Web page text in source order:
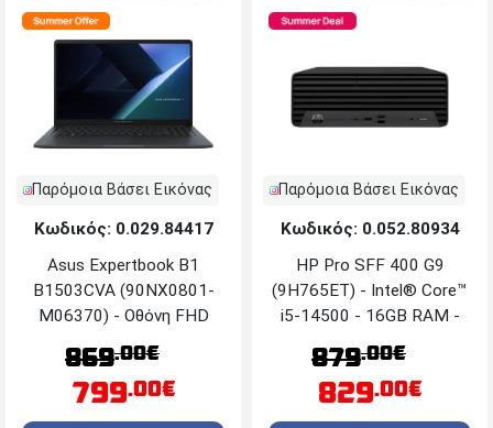
Παρόμοια Βάσει Εικόνας
Κωδικός: 0.029.84417
Asus Expertbook B1
B1503CVA (90NX0801-
M06370) - Οθόνη FHD
15.6'' - Intel® Core™ i7
13620H - 16GB RAM -
512GB SSD NVMe™ M.2 -
Windows 11 Pro
869.00€
799.00€
Παρόμοια Βάσει Εικόνας
Κωδικός: 0.052.80934
HP Pro SFF 400 G9
(9H765ET) - Intel® Core™
i5-14500 - 16GB RAM -
512GB NVMe SSD -
Windows 11 Pro
879.00€
829.00€